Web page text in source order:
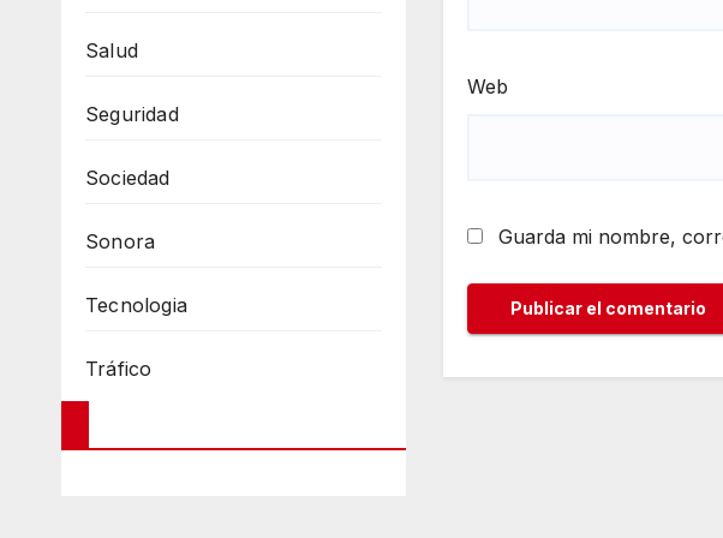
Salud
Seguridad
Sociedad
Sonora
Tecnologia
Tráfico
Web
Guarda mi nombre,